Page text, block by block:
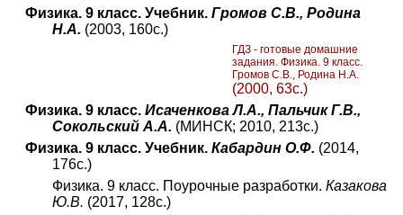
Физика. 9 класс. Учебник. Громов С.В., Родина
Н.А. (2003, 160с.)
ГДЗ - готовые домашние
задания. Физика. 9 класс.
Громов С.В., Родина Н.А.
(2000, 63с.)
Физика. 9 класс. Исаченкова Л.А., Пальчик Г.В.,
Сокольский А.А. (МИНСК; 2010, 213с.)
Физика. 9 класс. Учебник. Кабардин О.Ф. (2014,
176с.)
Физика. 9 класс. Поурочные разработки. Казакова
Ю.В. (2017, 128с.)